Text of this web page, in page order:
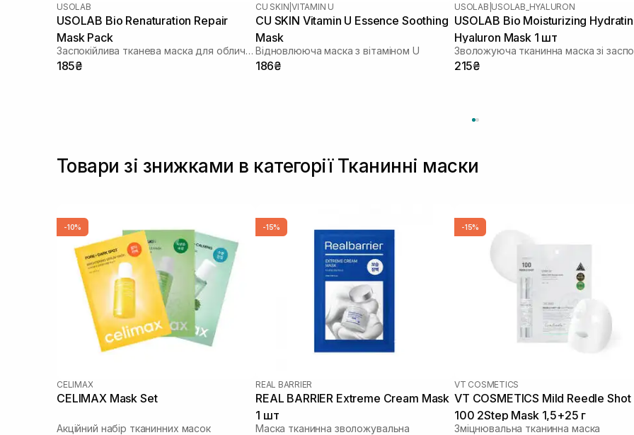
USOLAB
USOLAB Bio Renaturation Repair
Mask Pack
Заспокійлива тканева маска для обличчя
185₴
CU SKIN |VITAMIN U
CU SKIN Vitamin U Essence Soothing
Mask
Відновлююча маска з вітаміном U
186₴
USOLAB USOLAB_HYALURON
USOLAB Bio Moisturizing
Hyaluron Mask 1 шт
215₴
Товари зі знижками в категорії Тканинні маски
-10%
CELIMAX
CELIMAX Mask Set
Акційний набір тканинних масок
-15%
REAL BARRIER
REAL BARRIER Extreme Cream Mask
1 шт
Маска тканинна зволожувальна
-15%
VT COSMETICS
VT COSMETICS Mild Reedle Shot
100 2Step Mask 1,5+25 г
Зміцнювальна тканинна маска